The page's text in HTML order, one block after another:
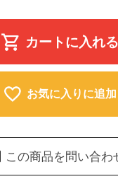
カートに入れる
お気に入りに追加
この商品を問い合わ